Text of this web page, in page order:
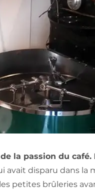
la passion du café.
disparu dans la
petites brûleries